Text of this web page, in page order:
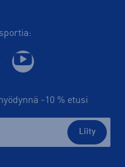
-10 % etusi
Liity